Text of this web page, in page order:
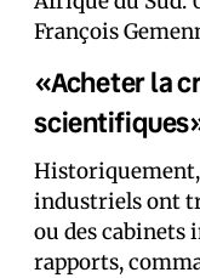
François
«Acheter la
industriels ont
ou des cabinets
rapports,